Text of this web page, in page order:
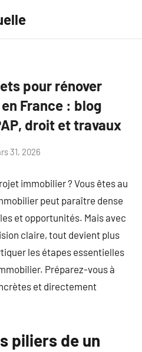
pour rénover
France : blog
droit et travaux
31, 2026
immobilier ? Vous êtes au
peut paraître dense
et opportunités. Mais avec
claire, tout devient plus
les étapes essentielles
Préparez-vous à
et directement
piliers de un